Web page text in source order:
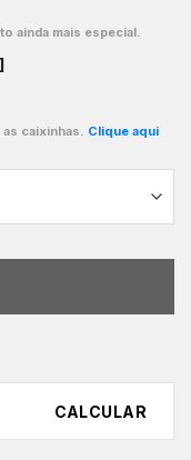
ainda mais especial.
caixinhas. Clique aqui
CALCULAR